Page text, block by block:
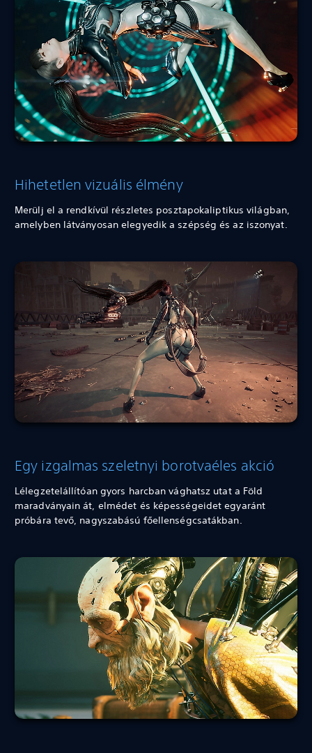
Hihetetlen vizuális élmény
Merülj el a rendkívül részletes posztapokaliptikus világban,
amelyben látványosan elegyedik a szépség és az iszonyat.
Egy izgalmas szeletnyi borotvaéles akció
Lélegzetelállítóan gyors harcban vághatsz utat a Föld
maradványain át, elmédet és képességeidet egyaránt
próbára tevő, nagyszabású főellenségcsatákban.